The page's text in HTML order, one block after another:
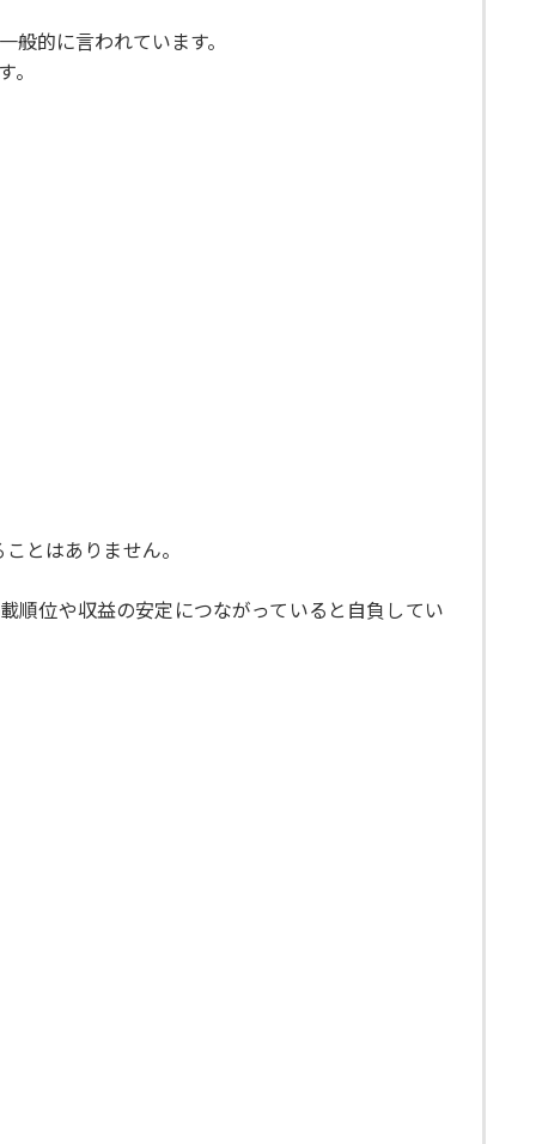
的に言われています。
とはありません。
順位や収益の安定につながっていると自負してい